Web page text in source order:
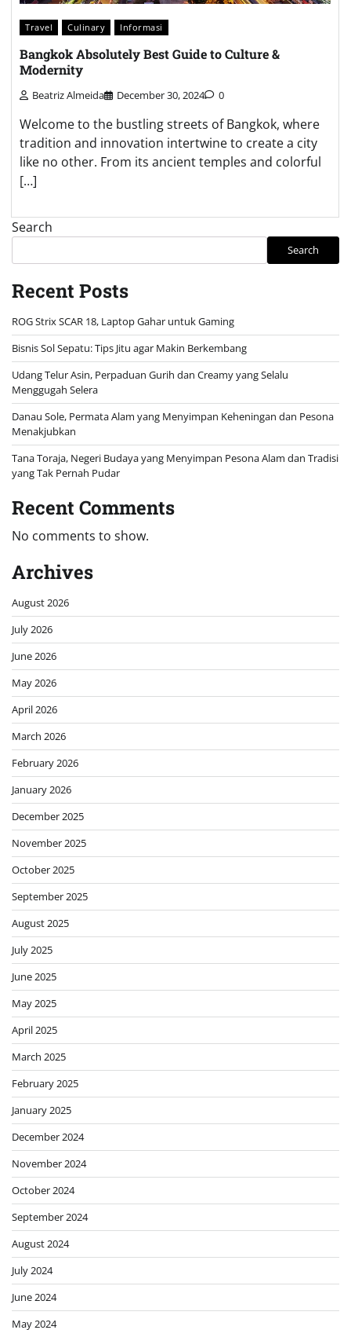
Travel Culinary Informasi
Bangkok Absolutely Best Guide to Culture &
Modernity
Beatriz Almeida December 30, 2024 0
Welcome to the bustling streets of Bangkok, where
tradition and innovation intertwine to create a city
like no other. From its ancient temples and colorful
[…]
Search
Search
Recent Posts
ROG Strix SCAR 18, Laptop Gahar untuk Gaming
Bisnis Sol Sepatu: Tips Jitu agar Makin Berkembang
Udang Telur Asin, Perpaduan Gurih dan Creamy yang Selalu
Menggugah Selera
Danau Sole, Permata Alam yang Menyimpan Keheningan dan Pesona
Menakjubkan
Tana Toraja, Negeri Budaya yang Menyimpan Pesona Alam dan Tradisi
yang Tak Pernah Pudar
Recent Comments
No comments to show.
Archives
August 2026
July 2026
June 2026
May 2026
April 2026
March 2026
February 2026
January 2026
December 2025
November 2025
October 2025
September 2025
August 2025
July 2025
June 2025
May 2025
April 2025
March 2025
February 2025
January 2025
December 2024
November 2024
October 2024
September 2024
August 2024
July 2024
June 2024
May 2024